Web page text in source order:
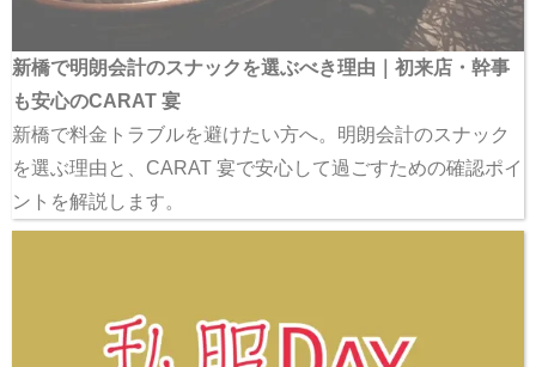
新橋で明朗会計のスナックを選ぶべき理由｜初来店・幹事
も安心のCARAT 宴
新橋で料金トラブルを避けたい方へ。明朗会計のスナック
を選ぶ理由と、CARAT 宴で安心して過ごすための確認ポイ
ントを解説します。